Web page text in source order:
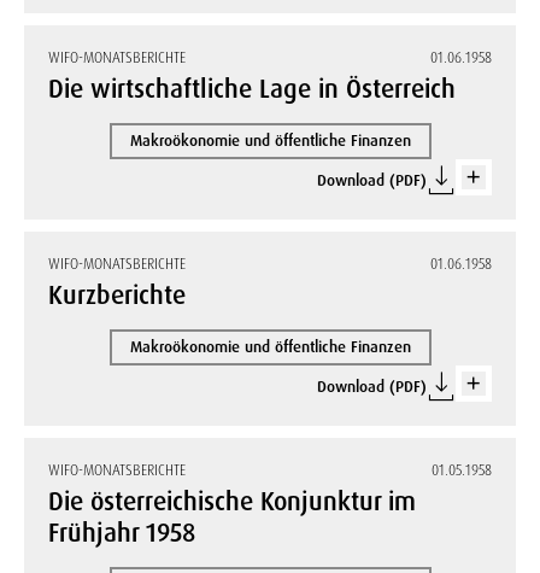
WIFO-MONATSBERICHTE 01.06.1958
Die wirtschaftliche Lage in Österreich
Makroökonomie und öffentliche Finanzen
Download (PDF)
WIFO-MONATSBERICHTE 01.06.1958
Kurzberichte
Makroökonomie und öffentliche Finanzen
Download (PDF)
WIFO-MONATSBERICHTE 01.05.1958
Die österreichische Konjunktur im
Frühjahr 1958